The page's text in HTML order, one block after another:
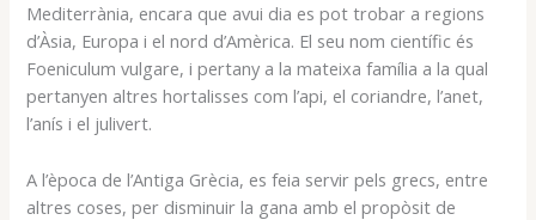
Mediterrània, encara que avui dia es pot trobar a regions
d’Àsia, Europa i el nord d’Amèrica. El seu nom científic és
Foeniculum vulgare, i pertany a la mateixa família a la qual
pertanyen altres hortalisses com l’api, el coriandre, l’anet,
l’anís i el julivert.
A l’època de l’Antiga Grècia, es feia servir pels grecs, entre
altres coses, per disminuir la gana amb el propòsit de